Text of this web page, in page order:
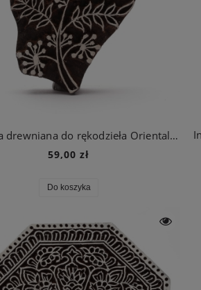
Pieczątka drewniana do rękodzieła Orientalny Kwiat
59,00 zł
Do koszyka